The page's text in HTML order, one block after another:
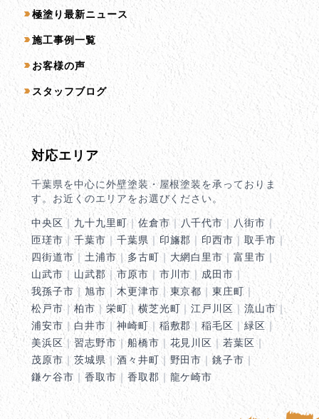
コンテンツ一覧
極塗り最新ニュース
施工事例一覧
お客様の声
スタッフブログ
対応エリア
千葉県を中心に外壁塗装・屋根塗装を承っておりま
す。お近くのエリアをお選びください。
中央区 ｜ 九十九里町｜ 佐倉市｜八千代市｜ 八街市 ｜
匝瑳市 ｜ 千葉市 ｜千葉県 ｜ 印旛郡 ｜ 印西市 ｜取手市｜
四街道市｜ 土浦市｜多古町｜ 大網白里市 ｜富里市 ｜
山武市 ｜ 山武郡｜市原市 ｜ 市川市 ｜ 成田市｜
我孫子市 ｜ 旭市｜木更津市 ｜東京都 ｜東庄町｜
松戸市｜柏市 ｜栄町｜ 横芝光町 ｜江戸川区 ｜流山市｜
浦安市 ｜ 白井市｜ 神崎町｜ 稲敷郡｜稲毛区 ｜緑区 ｜
美浜区｜ 習志野市 ｜船橋市 ｜ 花見川区 ｜若葉区｜
茂原市 ｜ 茨城県｜酒々井町｜野田市 ｜銚子市 ｜
鎌ケ谷市 ｜香取市｜ 香取郡 ｜ 龍ケ崎市